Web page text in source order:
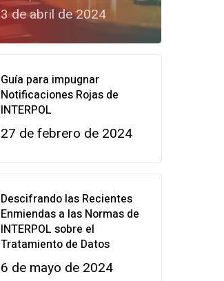
3 de abril de 2024
Guía para impugnar
Notificaciones Rojas de
INTERPOL
27 de febrero de 2024
Descifrando las Recientes
Enmiendas a las Normas de
INTERPOL sobre el
Tratamiento de Datos
6 de mayo de 2024